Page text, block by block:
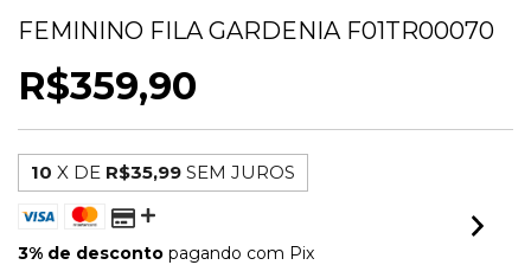
FEMININO FILA GARDENIA F01TR00070
R$359,90
10 X DE R$35,99 SEM JUROS
3% de desconto pagando com Pix